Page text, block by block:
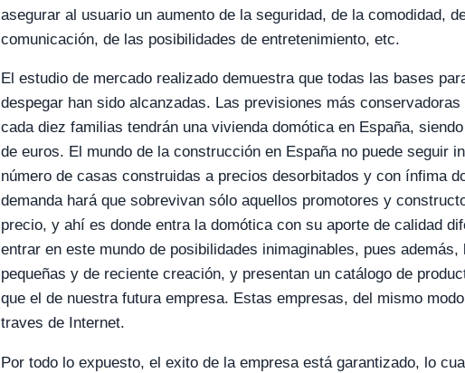
asegurar al usuario un aumento de la seguridad, de la comodidad,
comunicación, de las posibilidades de entretenimiento, etc.
El estudio de mercado realizado demuestra que todas las bases
despegar han sido alcanzadas. Las previsiones más
cada diez familias tendrán una vivienda domótica en España,
de euros. El mundo de la construcción en España no puede seguir
número de casas construidas a precios desorbitados y con ínfima
demanda hará que sobrevivan sólo aquellos promotores y
precio, y ahí es donde entra la domótica con su aporte de calidad
entrar en este mundo de posibilidades inimaginables, pues
pequeñas y de reciente creación, y presentan un catálogo de
que el de nuestra futura empresa. Estas empresas, del mismo
traves de Internet.
Por todo lo expuesto, el exito de la empresa está garantizado, lo